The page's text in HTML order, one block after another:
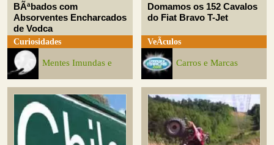
BÃªbados com
Absorventes Encharcados
de Vodca
Curiosidades
Mentes Imundas e
Domamos os 152 Cavalos
do Fiat Bravo T-Jet
VeÃ­culos
Carros e Marcas